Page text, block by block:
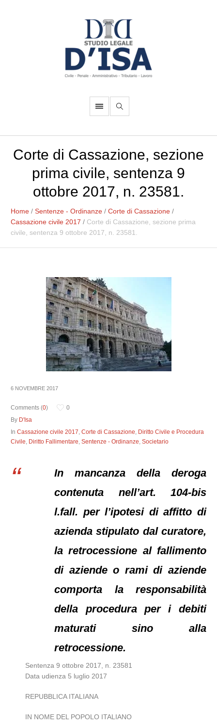
Corte di Cassazione, sezione
prima civile, sentenza 9
ottobre 2017, n. 23581.
Home /Sentenze - Ordinanze /Corte di Cassazione /
Cassazione civile 2017 / Corte di Cassazione, sezione prima
civile, sentenza 9 ottobre 2017, n. 23581.
6 NOVEMBRE 2017
Comments (0)
0
By D'Isa
InCassazione civile 2017,Corte di Cassazione, Diritto Civile e Procedura
Civile, Diritto Fallimentare,Sentenze - Ordinanze,Societario
In mancanza della deroga
contenuta nell’art. 104-bis
l.fall. per l’ipotesi di affitto di
azienda stipulato dal curatore,
la retrocessione al fallimento
di aziende o rami di aziende
comporta la responsabilità
della procedura per i debiti
maturati sino alla
retrocessione.
Sentenza 9 ottobre 2017, n. 23581
Data udienza 5 luglio 2017
REPUBBLICA ITALIANA
IN NOME DEL POPOLO ITALIANO